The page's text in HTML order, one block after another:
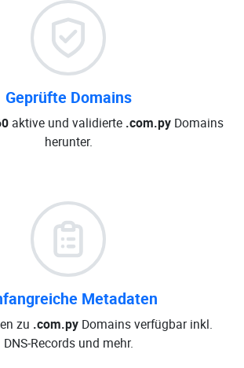
Geprüfte Domains
aktive und validierte .com.py Domains
herunter.
Metadaten
zu .com.py Domains verfügbar inkl.
DNS-Records und mehr.